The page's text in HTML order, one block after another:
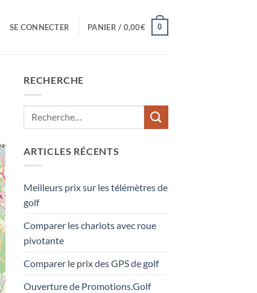
SE CONNECTER PANIER / 0,00€ 0
RECHERCHE
ARTICLES RÉCENTS
Meilleurs prix sur les télémètres de
golf
Comparer les chariots avec roue
pivotante
Comparer le prix des GPS de golf
Ouverture de Promotions.Golf